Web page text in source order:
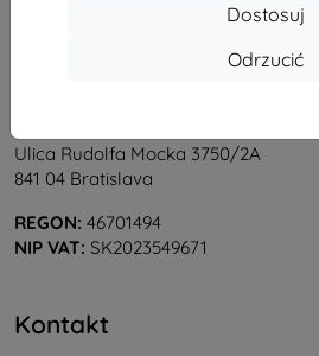
Dostosuj
Odrzucić
Ulica Rudolfa Mocka 3750/2A
841 04 Bratislava
REGON: 46701494
NIP VAT: SK2023549671
Kontakt